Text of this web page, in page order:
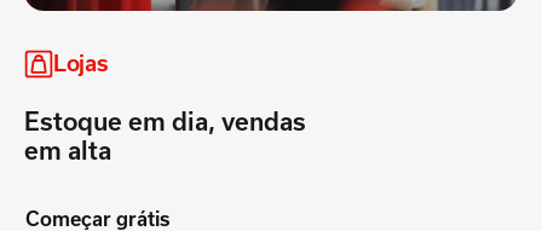
Lojas
Estoque em dia, vendas
em alta
Começar grátis
Serviços
Eficiência que encanta
seus clientes
Começar grátis
Oficinas
Gestão segura para
acelerar seus resultados
Começar grátis
Distribuidoras
Controle total para uma
logística eficiente
Começar grátis
Supermercados
Integração das gôndolas
ao caixa
Começar grátis
E-commerce
Segurança para
transformar cliques em
Restaurantes e Bares
Organização do cardápio
ao pagamento
Começar grátis
Outros
Processos simplificados
que ajudam a vender mais
Começar grátis